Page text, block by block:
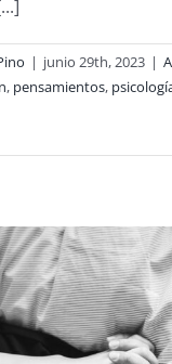
| junio 29th, 2023 |
, pensamientos,